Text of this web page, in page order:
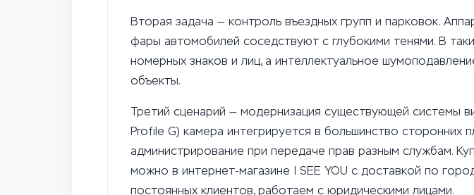
Вторая задача — контроль въездных групп и парковок.
фары автомобилей соседствуют с глубокими тенями. В
номерных знаков и лиц, а интеллектуальное
объекты.
Третий сценарий — модернизация существующей системы
Profile G) камера интегрируется в большинство
администрирование при передаче прав разным службам.
можно в интернет-магазине I SEE YOU с доставкой по
постоянных клиентов, работаем с юридическими лицами.